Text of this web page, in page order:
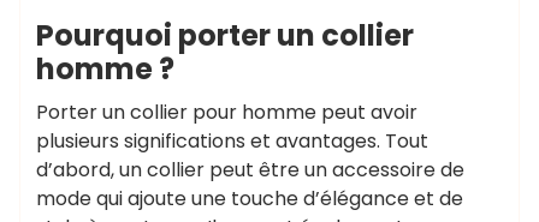
Pourquoi porter un collier
homme ?
Porter un collier pour homme peut avoir
plusieurs significations et avantages. Tout
d’abord, un collier peut être un accessoire de
mode qui ajoute une touche d’élégance et de